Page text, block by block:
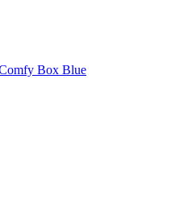
Box Blue